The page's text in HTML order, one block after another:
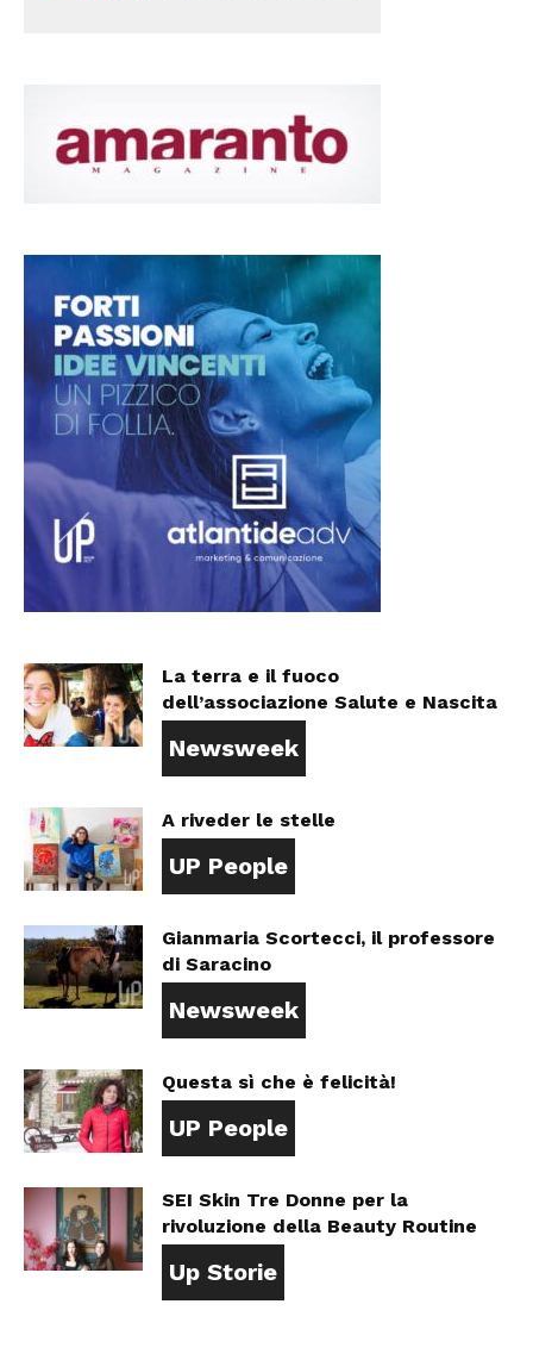
La terra e il fuoco
dell’associazione Salute e Nascita
Newsweek
A riveder le stelle
UP People
Gianmaria Scortecci, il professore
di Saracino
Newsweek
Questa sì che è felicità!
UP People
SEI Skin Tre Donne per la
rivoluzione della Beauty Routine
Up Storie